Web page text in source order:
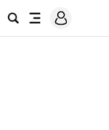
검
전
메
그